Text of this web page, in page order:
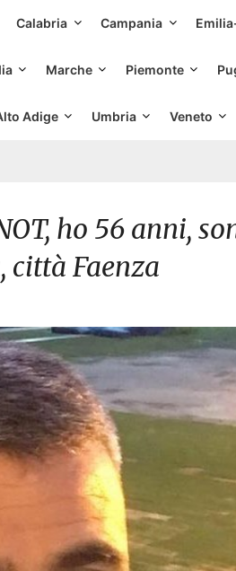
Calabria Campania
Marche Piemonte
Adige Umbria Veneto
ho 56 anni,
Faenza